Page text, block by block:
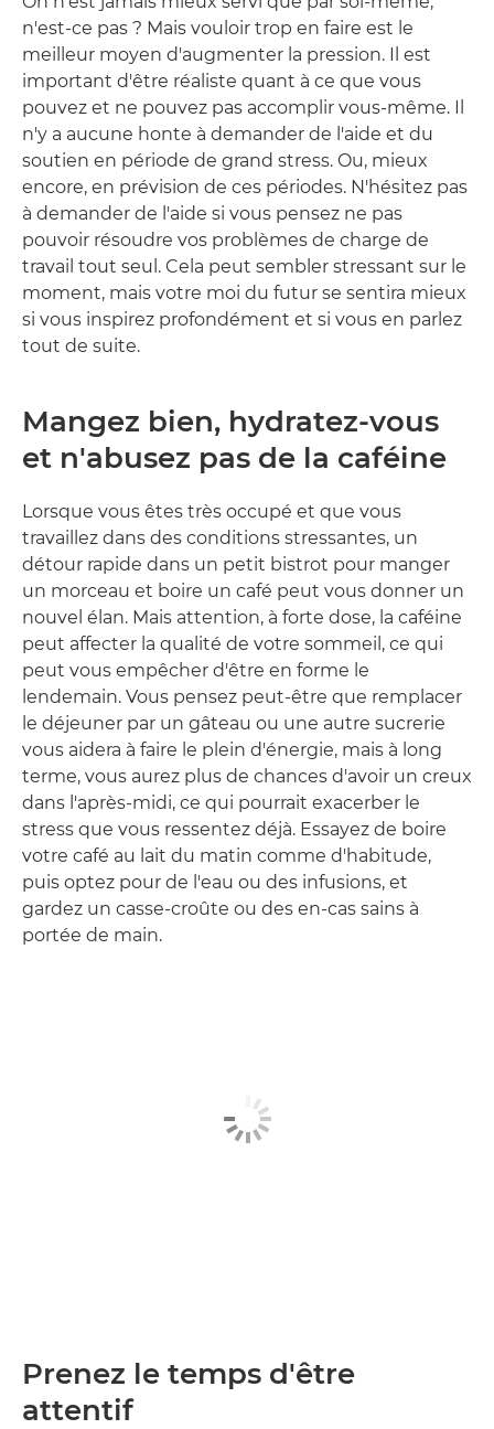
n'est-ce pas ? Mais vouloir trop en faire est le
meilleur moyen d'augmenter la pression. Il est
important d'être réaliste quant à ce que vous
pouvez et ne pouvez pas accomplir vous-même. Il
n'y a aucune honte à demander de l'aide et du
soutien en période de grand stress. Ou, mieux
encore, en prévision de ces périodes. N'hésitez pas
à demander de l'aide si vous pensez ne pas
pouvoir résoudre vos problèmes de charge de
travail tout seul. Cela peut sembler stressant sur le
moment, mais votre moi du futur se sentira mieux
si vous inspirez profondément et si vous en parlez
tout de suite.
Mangez bien, hydratez-vous
et n'abusez pas de la caféine
Lorsque vous êtes très occupé et que vous
travaillez dans des conditions stressantes, un
détour rapide dans un petit bistrot pour manger
un morceau et boire un café peut vous donner un
nouvel élan. Mais attention, à forte dose, la caféine
peut affecter la qualité de votre sommeil, ce qui
peut vous empêcher d'être en forme le
lendemain. Vous pensez peut-être que remplacer
le déjeuner par un gâteau ou une autre sucrerie
vous aidera à faire le plein d'énergie, mais à long
terme, vous aurez plus de chances d'avoir un creux
dans l'après-midi, ce qui pourrait exacerber le
stress que vous ressentez déjà. Essayez de boire
votre café au lait du matin comme d'habitude,
puis optez pour de l'eau ou des infusions, et
gardez un casse-croûte ou des en-cas sains à
portée de main.
Prenez le temps d'être
attentif